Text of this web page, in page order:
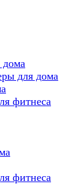
дома
для дома
фитнеса
фитнеса